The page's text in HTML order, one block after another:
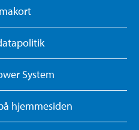
System
hjemmesiden